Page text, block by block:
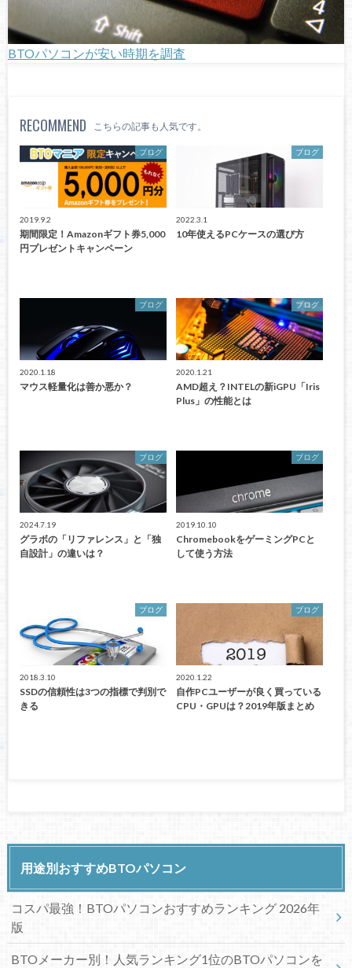
BTOパソコンが安い時期を調査
RECOMMEND こちらの記事も人気です。
ブログ
2019.9.2
期間限定！Amazonギフト券5,000
円プレゼントキャンペーン
ブログ
2022.3.1
10年使えるPCケースの選び方
ブログ
2020.1.18
マウス軽量化は善か悪か？
ブログ
2020.1.21
AMD超え？INTELの新iGPU「Iris
Plus」の性能とは
ブログ
2024.7.19
グラボの「リファレンス」と「独
自設計」の違いは？
ブログ
2019.10.10
ChromebookをゲーミングPCと
して使う方法
ブログ
2018.3.10
SSDの信頼性は3つの指標で判別で
きる
ブログ
2020.1.22
自作PCユーザーが良く買っている
CPU・GPUは？2019年版まとめ
用途別おすすめBTOパソコン
コスパ最強！BTOパソコンおすすめランキング 2026年
版
BTOメーカー別！人気ランキング1位のBTOパソコンを